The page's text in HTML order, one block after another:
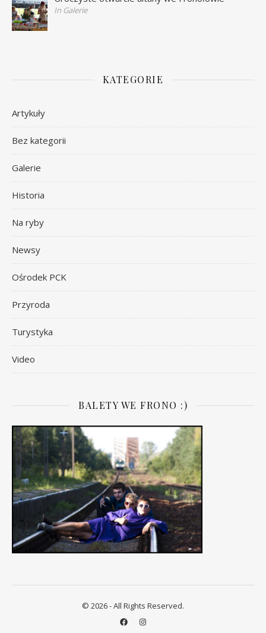
In Galerie
KATEGORIE
Artykuły
Bez kategorii
Galerie
Historia
Na ryby
Newsy
Ośrodek PCK
Przyroda
Turystyka
Video
BALETY WE FRONO :)
© 2026 - All Rights Reserved.